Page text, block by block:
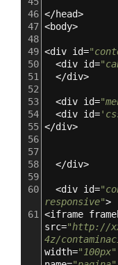
46 </head>
47 <body>
48
49 <div id=
50
  <div id=
51
  </div>
52
53
  <div id=
54
  <div id=
55 </div>
56
57
58
  </div>
59
60
  <div id=
responsive">
61
<iframe
src="http://
4z/
width="100px"